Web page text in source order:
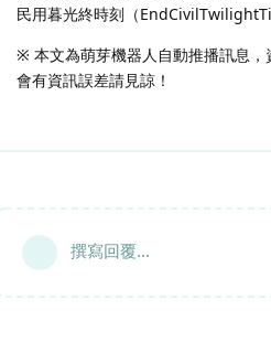
民用暮光終時刻（
※ 本文為萌芽機器人自動推播訊息
會有資訊誤差請見諒！
撰寫回覆...